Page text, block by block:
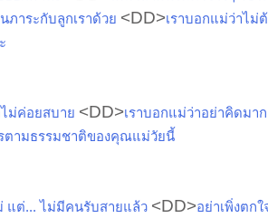
ภาระกับลูกเราด้วย <DD>เราบอกแม่ว่าไม่
ม่ค่อยสบาย <DD>เราบอกแม่ว่าอย่าคิดมา
ตามธรรมชาติของคุณแม่วัยนี้
แต่... ไม่มีคนรับสายแล้ว <DD>อย่าเพิ่งตก